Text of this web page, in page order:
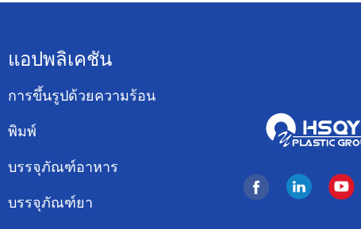
แอปพลิเคชัน
การขึ้นรูปด้วยความร้อน
พิมพ์
บรรจุภัณฑ์อาหาร
บรรจุภัณฑ์ยา